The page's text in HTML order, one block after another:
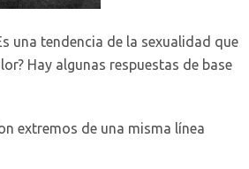
una tendencia de la sexualidad que
Hay algunas respuestas de base
extremos de una misma línea